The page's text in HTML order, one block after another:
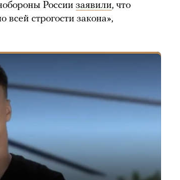
России заявили, что
всей строгости закона»,